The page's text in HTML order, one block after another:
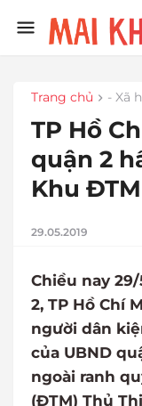
Trang chủ - Xã
TP Hồ
quận 2
Khu
29.05.2019
Chiều nay
2, TP Hồ Chí
người dân
của UBND
ngoài ranh
(ĐTM) Thủ